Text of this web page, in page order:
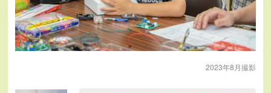
2023年8月撮影